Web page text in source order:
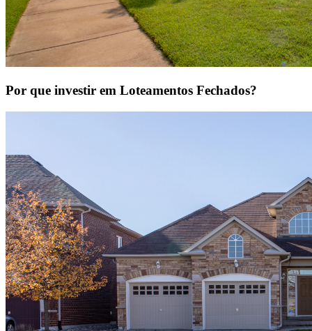
Por que investir em Loteamentos Fechados?